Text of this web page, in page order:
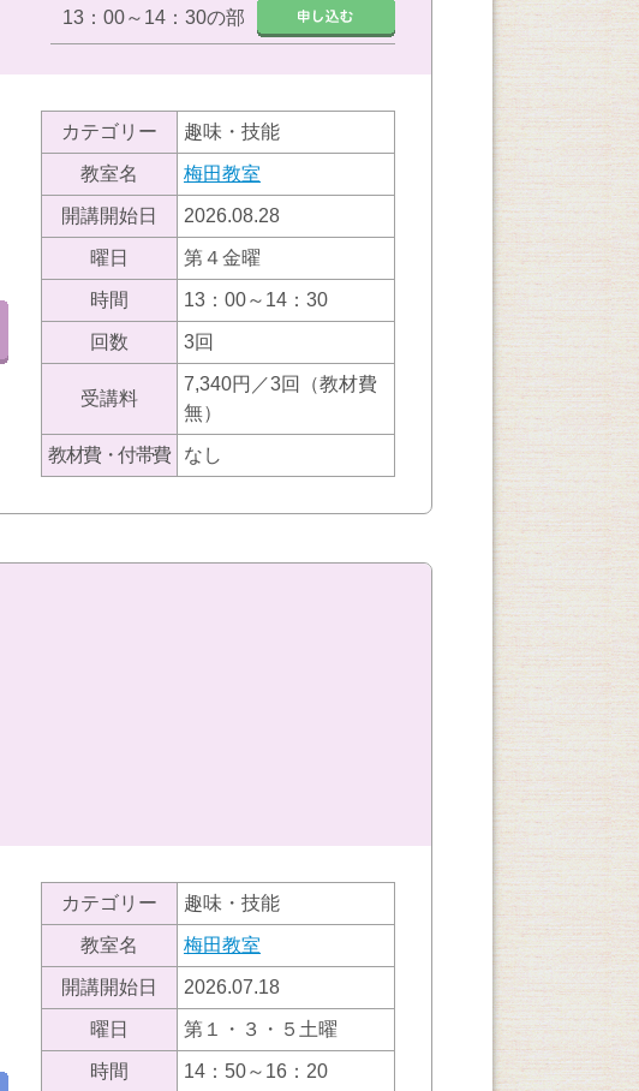
13：00～14：30の部
カテゴリー 趣味・技能
教室名 梅田教室
開講開始日 2026.08.28
曜日 第４金曜
時間 13：00～14：30
回数 3回
受講料
7,340円／3回（教材費
無）
教材費・付帯費 なし
カテゴリー 趣味・技能
教室名 梅田教室
開講開始日 2026.07.18
曜日 第１・３・５土曜
時間 14：50～16：20